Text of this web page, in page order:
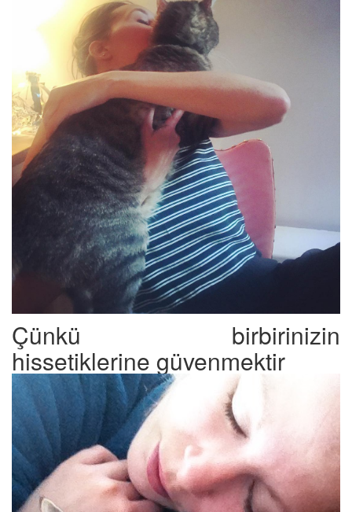
Çünkü birbirinizin
hissetiklerine güvenmektir